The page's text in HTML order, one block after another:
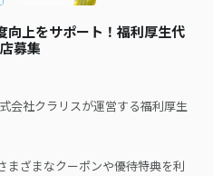
向上をサポート！福利厚生代
募集
会社クラリスが運営する福利厚生
まざまなクーポンや優待特典を利